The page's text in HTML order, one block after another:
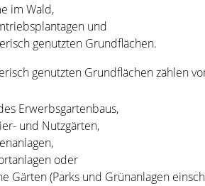
im Wald,
und
genutzten Grundflächen.
genutzten Grundflächen zählen
Erwerbsgartenbaus,
und Nutzgärten,
oder
Gärten(Parks und Grünanlagen